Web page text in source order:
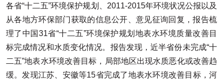
各省“十二五”环境保护规划、2011-2015年环境状况公报以及
从各地方环保部门获取的信息公开、意见征询回复，报告梳
理了中国31省“十二五”环境保护规划地表水环境质量改善目
标完成情况和水质变化情况。报告发现，近半省份未完成“十
二五”地表水环境改善目标，局部地区出现水质恶化或改善趋
缓。发现江苏、安徽等15省完成了地表水环境改善目标，河